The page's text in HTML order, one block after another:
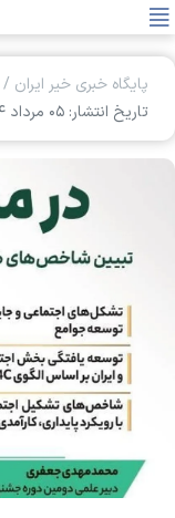
پایگاه خبری خیر ایران /
تاریخ انتشار: ۰۵ مرداد ۱۴۰۴